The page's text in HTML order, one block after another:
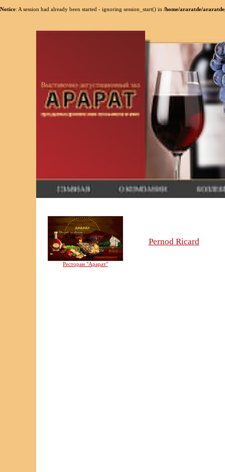
Notice: A session had already been started - ignoring session_start() in /home/araratde/
Ресторан "Арарат"
Pernod Ricard